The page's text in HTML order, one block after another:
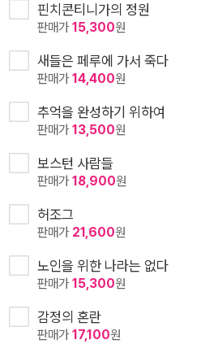
핀치콘티니가의 정원
판매가15,300원
새들은 페루에 가서 죽다
판매가14,400원
추억을 완성하기 위하여
판매가13,500원
보스턴 사람들
판매가18,900원
허조그
판매가 21,600원
노인을 위한 나라는 없다
판매가15,300원
감정의 혼란
판매가17,100원